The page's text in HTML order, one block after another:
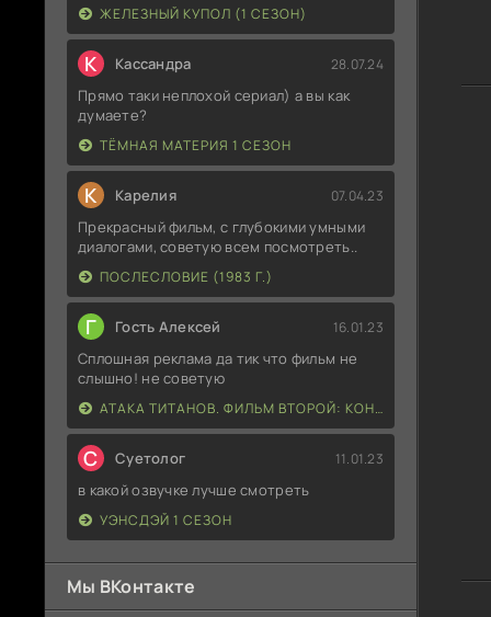
ЖЕЛЕЗНЫЙ КУПОЛ (1 СЕЗОН)
К Кассандра 28.07.24
Прямо таки неплохой сериал) а вы как
думаете?
ТЁМНАЯ МАТЕРИЯ 1 СЕЗОН
К Карелия 07.04.23
Прекрасный фильм, с глубокими умными
диалогами, советую всем посмотреть..
ПОСЛЕСЛОВИЕ (1983 Г.)
Г Гость Алексей 16.01.23
Сплошная реклама да тик что фильм не
слышно! не советую
АТАКА ТИТАНОВ. ФИЛЬМ ВТОРОЙ: КОНЕЦ СВЕТА
С Суетолог 11.01.23
в какой озвучке лучше смотреть
УЭНСДЭЙ 1 СЕЗОН
Мы ВКонтакте